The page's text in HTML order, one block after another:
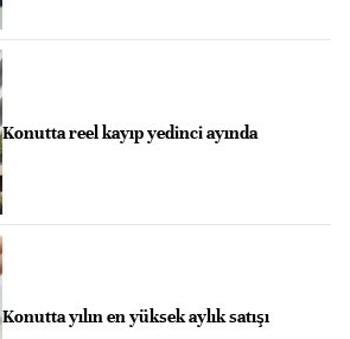
Konutta reel kayıp yedinci ayında
Konutta yılın en yüksek aylık satışı